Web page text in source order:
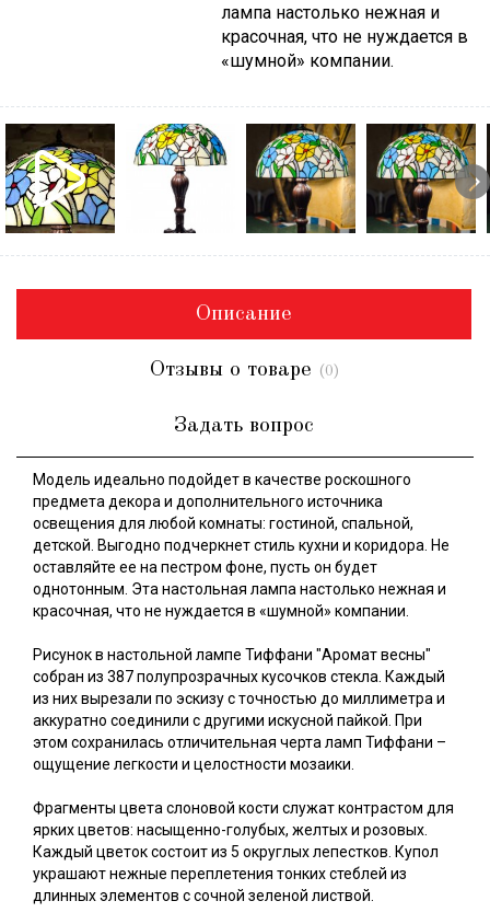
лампа настолько нежная и
красочная, что не нуждается в
«шумной» компании.
Описание
Отзывы о товаре (0)
Задать вопрос
Модель идеально подойдет в качестве роскошного
предмета декора и дополнительного источника
освещения для любой комнаты: гостиной, спальной,
детской. Выгодно подчеркнет стиль кухни и коридора. Не
оставляйте ее на пестром фоне, пусть он будет
однотонным. Эта настольная лампа настолько нежная и
красочная, что не нуждается в «шумной» компании.
Рисунок в настольной лампе Тиффани "Аромат весны"
собран из 387 полупрозрачных кусочков стекла. Каждый
из них вырезали по эскизу с точностью до миллиметра и
аккуратно соединили с другими искусной пайкой. При
этом сохранилась отличительная черта ламп Тиффани –
ощущение легкости и целостности мозаики.
Фрагменты цвета слоновой кости служат контрастом для
ярких цветов: насыщенно-голубых, желтых и розовых.
Каждый цветок состоит из 5 округлых лепестков. Купол
украшают нежные переплетения тонких стеблей из
длинных элементов с сочной зеленой листвой.